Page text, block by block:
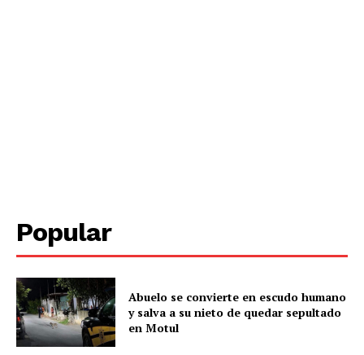
Policíacas
Deportes
Municipios
Popular
Abuelo se convierte en escudo humano
y salva a su nieto de quedar sepultado
en Motul